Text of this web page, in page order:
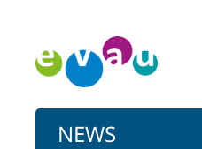
springen
NEWS